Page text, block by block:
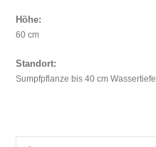
Höhe:
60 cm
Standort:
Sumpfpflanze bis 40 cm Wassertiefe